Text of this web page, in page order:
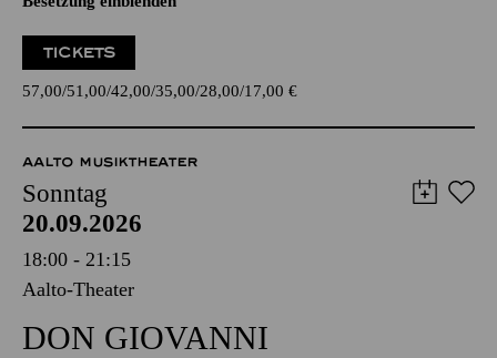
TICKETS
57,00 51,00 42,00 35,00 28,00 17,00 €
AALTO MUSIKTHEATER
Sonntag
20.09.2026
18:00 - 21:15
Aalto-Theater
DON GIO­VANNI